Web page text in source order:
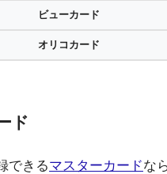
ビューカード
オリコカード
ド
できるマスターカードな